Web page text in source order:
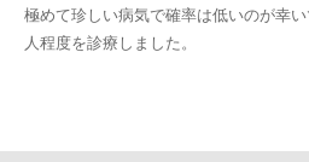
極めて珍しい病気で確率は低いのが幸
人程度を診療しました。